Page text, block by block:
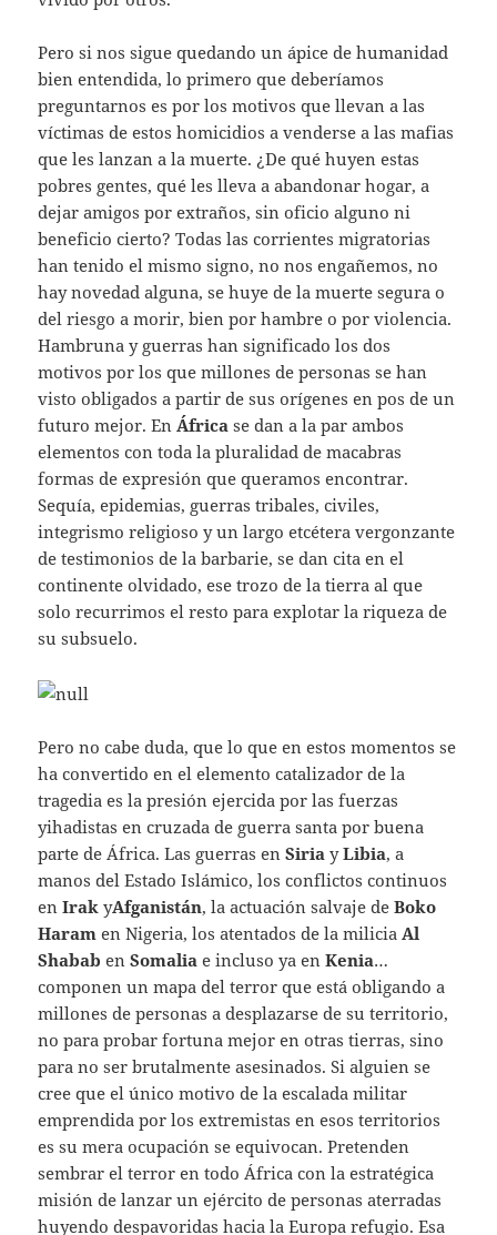
Pero si nos sigue quedando un ápice de humanidad
bien entendida, lo primero que deberíamos
preguntarnos es por los motivos que llevan a las
víctimas de estos homicidios a venderse a las mafias
que les lanzan a la muerte. ¿De qué huyen estas
pobres gentes, qué les lleva a abandonar hogar, a
dejar amigos por extraños, sin oficio alguno ni
beneficio cierto? Todas las corrientes migratorias
han tenido el mismo signo, no nos engañemos, no
hay novedad alguna, se huye de la muerte segura o
del riesgo a morir, bien por hambre o por violencia.
Hambruna y guerras han significado los dos
motivos por los que millones de personas se han
visto obligados a partir de sus orígenes en pos de un
futuro mejor. EnÁfrica se dan a la par ambos
elementos con toda la pluralidad de macabras
formas de expresión que queramos encontrar.
Sequía, epidemias, guerras tribales, civiles,
integrismo religioso y un largo etcétera vergonzante
de testimonios de la barbarie, se dan cita en el
continente olvidado, ese trozo de la tierra al que
solo recurrimos el resto para explotar la riqueza de
su subsuelo.
Pero no cabe duda, que lo que en estos momentos se
ha convertido en el elemento catalizador de la
tragedia es la presión ejercida por las fuerzas
yihadistas en cruzada de guerra santa por buena
parte de África. Las guerras enSiria yLibia, a
manos del Estado Islámico, los conflictos continuos
enIrak yAfganistán, la actuación salvaje deBoko
Haram en Nigeria, los atentados de la milicia Al
Shabab enSomalia e incluso ya enKenia…
componen un mapa del terror que está obligando a
millones de personas a desplazarse de su territorio,
no para probar fortuna mejor en otras tierras, sino
para no ser brutalmente asesinados. Si alguien se
cree que el único motivo de la escalada militar
emprendida por los extremistas en esos territorios
es su mera ocupación se equivocan. Pretenden
sembrar el terror en todo África con la estratégica
misión de lanzar un ejército de personas aterradas
huyendo despavoridas hacia la Europa refugio. Esa